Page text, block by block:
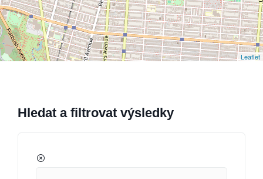
Leaflet
Hledat a filtrovat výsledky